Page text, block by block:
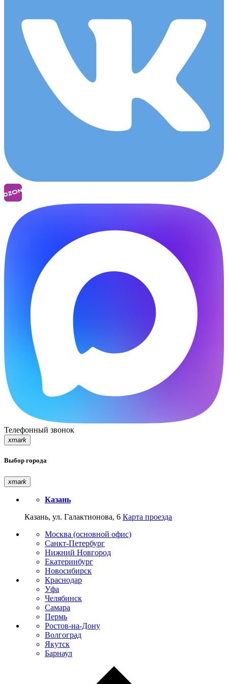
Телефонный звонок
xmark
Выбор города
xmark
Казань
Казань, ул. Галактионова, 6 Карта проезда
Москва (основной офис)
Санкт-Петербург
Нижний Новгород
Екатеринбург
Новосибирск
Краснодар
Уфа
Челябинск
Самара
Пермь
Ростов-на-Дону
Волгоград
Якутск
Барнаул